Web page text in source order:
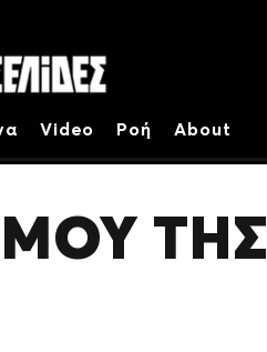
Video Ροή About
ΤΗΣ